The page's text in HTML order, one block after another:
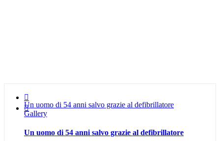
Un uomo di 54 anni salvo grazie al defibrillatore
Gallery
Un uomo di 54 anni salvo grazie al defibrillatore

